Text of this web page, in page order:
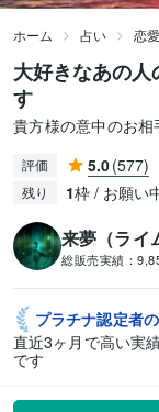
ホーム 占い 恋
大好きなあの
す
貴方様の意中のお
評価 5.0(577)
残り 1枠 / お願い
来夢（ライ
総販売実績：
プラチナ認定者の
直近3ヶ月で高い実
です